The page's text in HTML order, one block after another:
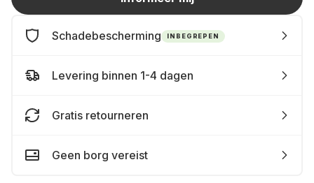
Schadebescherming INBEGREPEN
Levering binnen 1-4 dagen
Gratis retourneren
Geen borg vereist